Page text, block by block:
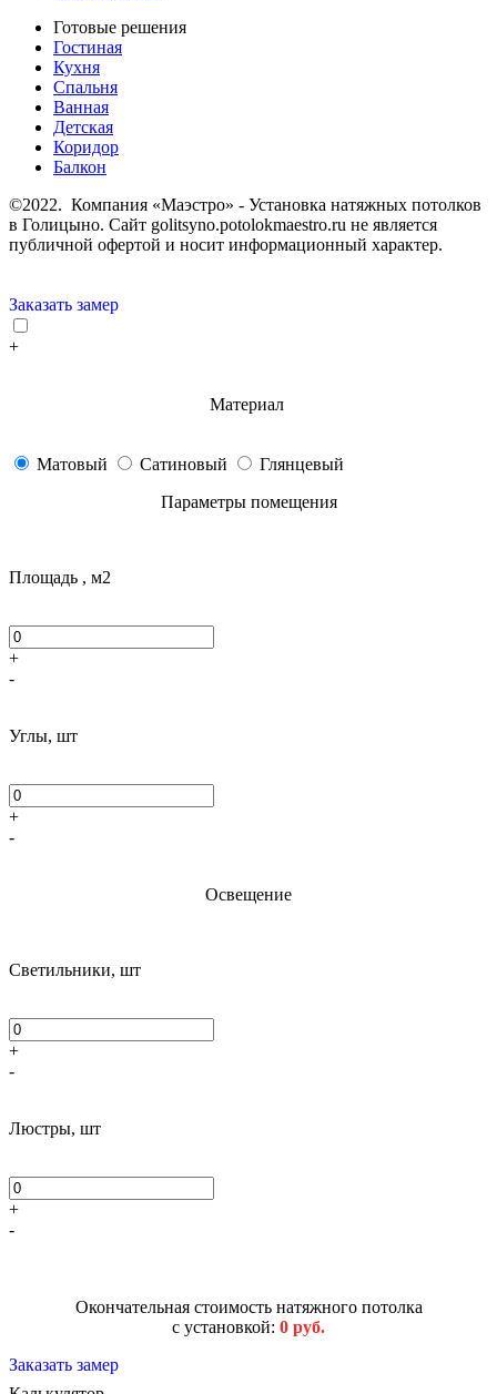
Готовые решения
Гостиная
Кухня
Спальня
Ванная
Детская
Коридор
Балкон
©2022. Компания «Маэстро» - Установка натяжных потолков
в Голицыно. Сайт golitsyno.potolokmaestro.ru не является
публичной офертой и носит информационный характер.
Заказать замер
+
Материал
Матовый Сатиновый
Глянцевый
Параметры помещения
Площадь , м2
+
-
Углы, шт
+
-
Освещение
Светильники, шт
+
-
Люстры, шт
+
-
Окончательная стоимость натяжного потолка
с установкой: 0 руб.
Заказать замер